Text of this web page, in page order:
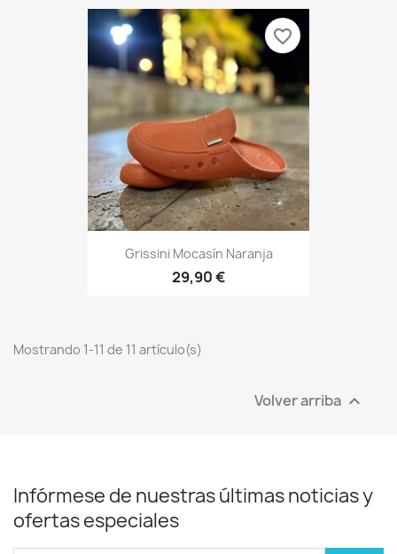
Grissini Mocasín Naranja
29,90 €
favorite_border
Mostrando 1-11 de 11 artículo(s)
Volver arriba 
Infórmese de nuestras últimas noticias y
ofertas especiales